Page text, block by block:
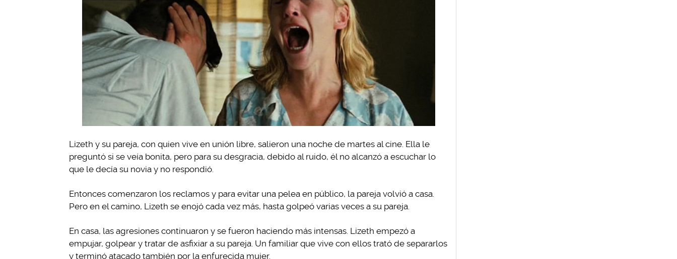
Lizeth y su pareja, con quien vive en unión libre, salieron una noche de martes al cine. Ella le
preguntó si se veía bonita, pero para su desgracia, debido al ruido, él no alcanzó a escuchar lo
que le decía su novia y no respondió.
Entonces comenzaron los reclamos y para evitar una pelea en público, la pareja volvió a casa.
Pero en el camino, Lizeth se enojó cada vez más, hasta golpeó varias veces a su pareja.
En casa, las agresiones continuaron y se fueron haciendo más intensas. Lizeth empezó a
empujar, golpear y tratar de asfixiar a su pareja. Un familiar que vive con ellos trató de separarlos
y terminó atacado también por la enfurecida mujer.